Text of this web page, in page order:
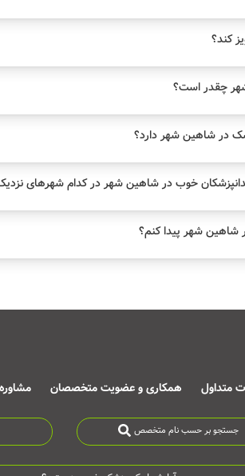
کند؟
چقدر است؟
در شاهین شهر دارد؟
خوب در شاهین شهر در کدام شهرهای
شاهین شهر پیدا کنم؟
متداول همکاری و عضویت متخصصان
جستجو بر حسب نام متخصص